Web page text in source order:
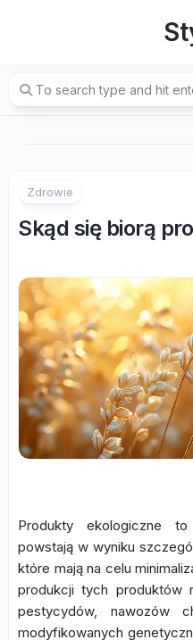
Zdrowie
Skąd się biorą
Produkty ekologiczne
powstają w wyniku
które mają na celu
produkcji tych produktów
pestycydów, nawozów
modyfikowanych